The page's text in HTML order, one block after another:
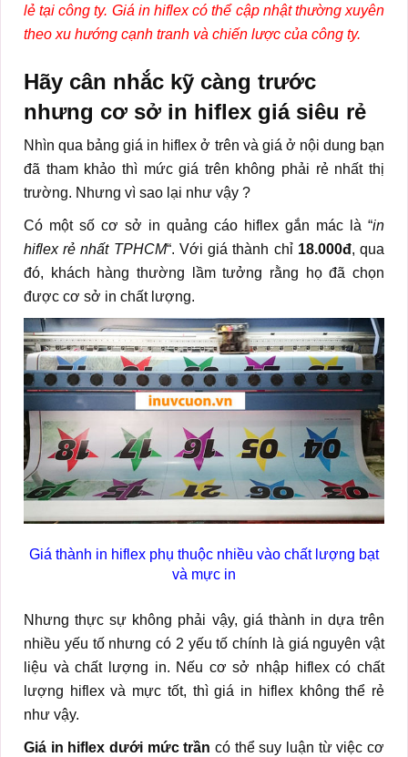
lẻ tại công ty. Giá in hiflex có thể cập nhật thường xuyên
theo xu hướng cạnh tranh và chiến lược của công ty.
Hãy cân nhắc kỹ càng trước
nhưng cơ sở in hiflex giá siêu rẻ
Nhìn qua bảng giá in hiflex ở trên và giá ở nội dung bạn
đã tham khảo thì mức giá trên không phải rẻ nhất thị
trường. Nhưng vì sao lại như vậy ?
Có một số cơ sở in quảng cáo hiflex gắn mác là “in
hiflex rẻ nhất TPHCM“. Với giá thành chỉ 18.000đ, qua
đó, khách hàng thường lầm tưởng rằng họ đã chọn
được cơ sở in chất lượng.
Giá thành in hiflex phụ thuộc nhiều vào chất lượng bạt
và mực in
Nhưng thực sự không phải vậy, giá thành in dựa trên
nhiều yếu tố nhưng có 2 yếu tố chính là giá nguyên vật
liệu và chất lượng in. Nếu cơ sở nhập hiflex có chất
lượng hiflex và mực tốt, thì giá in hiflex không thể rẻ
như vậy.
Giá in hiflex dưới mức trần có thể suy luận từ việc cơ